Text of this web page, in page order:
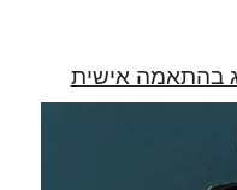
בהתאמה אישית